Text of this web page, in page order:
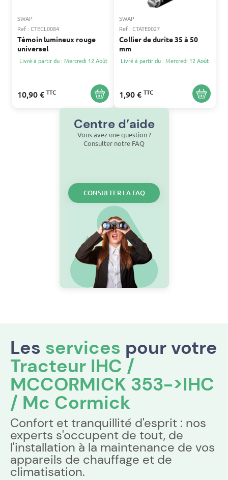
SWAP
Ref : CTECL0084
Témoin lumineux rouge
universel
Livré à partir du : Mercredi 12 Août
10,90 € TTC
SWAP
Ref : CTATE0027
Collier de durite 35 à 50
mm
Livré à partir du : Mercredi 12 Août
1,90 € TTC
Centre d’aide
Vous avez une question ?
Consulter notre FAQ
CONSULTER LA FAQ
Les services pour votre
Tracteur IHC /
MCCORMICK 353->IHC
/ Mc Cormick
Confort et tranquillité d'esprit : nos
experts s'occupent de tout, de
l'installation à la maintenance de vos
appareils de chauffage et de
climatisation.